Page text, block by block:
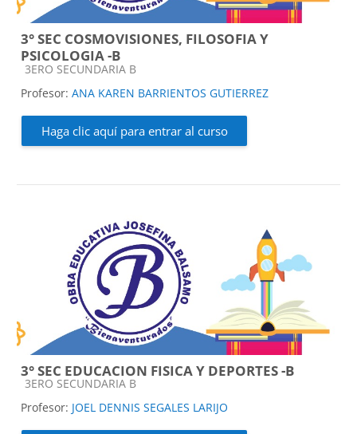
3° SEC COSMOVISIONES, FILOSOFIA Y
PSICOLOGIA -B
Categoría de cursos
3ERO SECUNDARIA B
Profesor: ANA KAREN BARRIENTOS GUTIERREZ
Haga clic aquí para entrar al curso
3° SEC EDUCACION FISICA Y DEPORTES -B
Categoría de cursos
3ERO SECUNDARIA B
Profesor: JOEL DENNIS SEGALES LARIJO